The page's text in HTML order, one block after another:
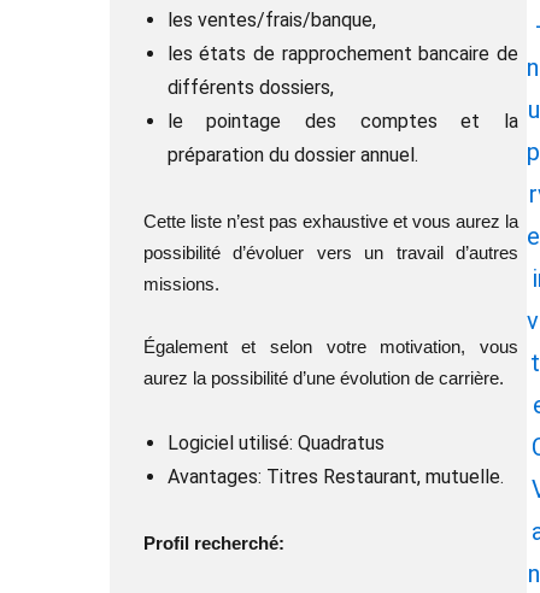
les ventes/frais/banque,
les états de rapprochement bancaire de
différents dossiers,
le pointage des comptes et la
préparation du dossier annuel.
Cette liste n’est pas exhaustive et vous aurez la
possibilité d’évoluer vers un travail d’autres
missions.
Également et selon votre motivation, vous
aurez la possibilité d’une évolution de carrière.
Logiciel utilisé: Quadratus
Avantages: Titres Restaurant, mutuelle.
Profil recherché: